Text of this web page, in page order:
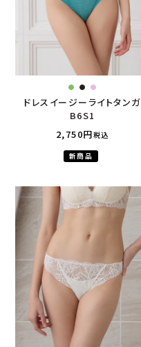
ドレスイージーライトタンガ
B6S1
2,750
税込
新商品